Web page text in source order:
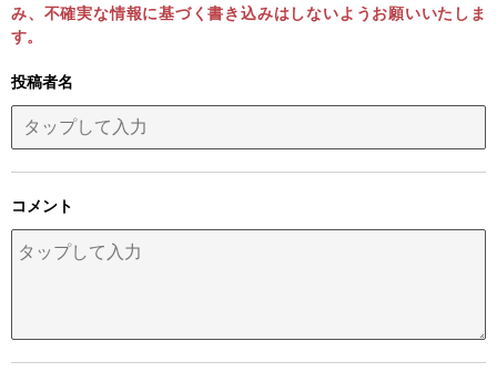
み、不確実な情報に基づく書き込みはしないようお願いいたしま
す。
投稿者名
コメント